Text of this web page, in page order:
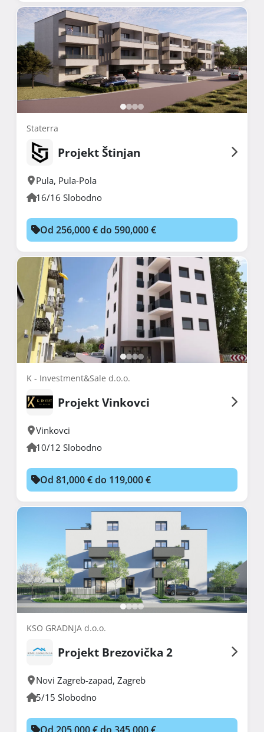
Staterra
Projekt Štinjan
Pula, Pula-Pola
16/16 Slobodno
Od 256,000 € do 590,000 €
K - Investment&Sale d.o.o.
Projekt Vinkovci
Vinkovci
10/12 Slobodno
Od 81,000 € do 119,000 €
KSO GRADNJA d.o.o.
Projekt Brezovička 2
Novi Zagreb-zapad, Zagreb
5/15 Slobodno
Od 205,000 € do 345,000 €